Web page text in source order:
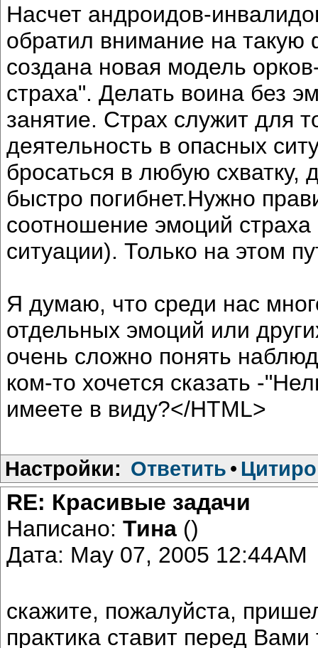
Насчет андроидов-
обратил внимание на такую
создана новая модель
страха". Делать воина без
занятие. Страх служит для
деятельность в опасных
бросаться в любую
быстро погибнет.Нужно
соотношение эмоций
ситуации). Только на этом
Я думаю, что среди нас
отдельных эмоций или
очень сложно понять
ком-то хочется сказать -
имеете в виду?</HTML>
Настройки: Ответить •
RE: Красивые задачи
Написано: Тина ()
Дата: May 07, 2005 12:44AM
скажите, пожалуйста,
практика ставит перед